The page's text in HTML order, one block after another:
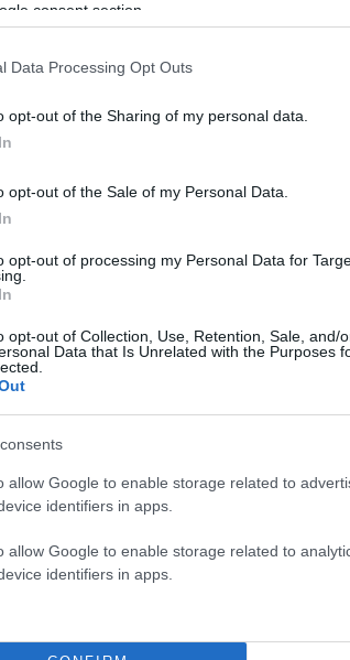
consent section.
Data Processing Opt Outs
opt-out of the Sharing of my personal data.
opt-out of the Sale of my Personal Data.
opt-out of processing my Personal Data for
opt-out of Collection, Use, Retention, Sale, and/
Data that Is Unrelated with the Purposes
allow Google to enable storage related to
identifiers in apps.
allow Google to enable storage related to
identifiers in apps.
Η περιοχή απ’ όπου ξεκίνησε την
το απόγευμα ανέβει στο βήμα της
στο Πολιτιστικό Κέντρο του
της ΝΔ. Κάπου το μεσημέρι έφτασαν
που φυσικά δεν τα άφησε ασχολίαστα
από που ξεκίνησα», σημείωσε ο
του. Ο «γαλάζιος» κοινοβουλευτικός
με εντάσεις- μόνο εύκολη υπόθεση δε θα
Σε ότι αφορά στην εκδήλωση
Θεσσαλονίκη και κυρίως από το δήμο
δημάρχου Λευτέρη
Μανδαλιανού.
στο email σας.